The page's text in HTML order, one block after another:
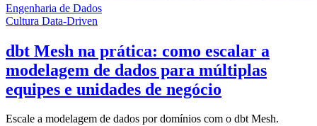
Engenharia de Dados
Cultura Data-Driven
dbt Mesh na prática: como escalar a
modelagem de dados para múltiplas
equipes e unidades de negócio
Escale a modelagem de dados por domínios com o dbt Mesh.